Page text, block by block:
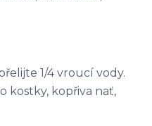
1/4 vroucí vody.
kostky, kopřiva nať,